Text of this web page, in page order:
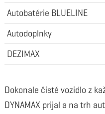
Dokonale čisté vozidlo z
DYNAMAX prijal a na trh
Autobatérie BLUELINE
Autodoplnky
DEZIMAX